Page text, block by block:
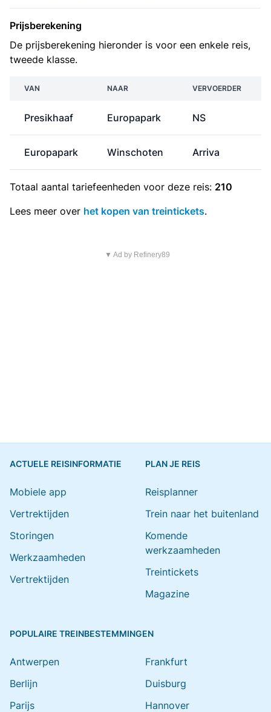
Prijsberekening
De prijsberekening hieronder is voor een enkele reis,
tweede klasse.
VAN NAAR VERVOERDER
Presikhaaf Europapark NS
Europapark Winschoten Arriva
Totaal aantal tariefeenheden voor deze reis: 210
Lees meer over het kopen van treintickets.
▼ Ad by Refinery89
ACTUELE REISINFORMATIE
Mobiele app
Vertrektijden
Storingen
Werkzaamheden
Vertrektijden
PLAN JE REIS
Reisplanner
Trein naar het buitenland
Komende
werkzaamheden
Treintickets
Magazine
POPULAIRE TREINBESTEMMINGEN
Antwerpen
Berlijn
Parijs
Frankfurt
Duisburg
Hannover